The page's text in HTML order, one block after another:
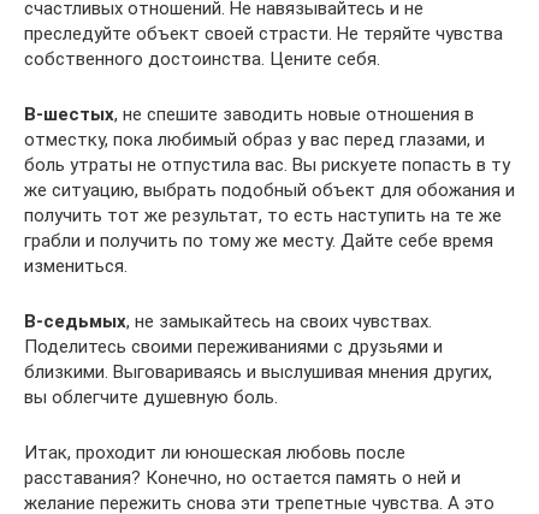
счастливых отношений. Не навязывайтесь и не
преследуйте объект своей страсти. Не теряйте чувства
собственного достоинства. Цените себя.
В-шестых, не спешите заводить новые отношения в
отместку, пока любимый образ у вас перед глазами, и
боль утраты не отпустила вас. Вы рискуете попасть в ту
же ситуацию, выбрать подобный объект для обожания и
получить тот же результат, то есть наступить на те же
грабли и получить по тому же месту. Дайте себе время
измениться.
В-седьмых, не замыкайтесь на своих чувствах.
Поделитесь своими переживаниями с друзьями и
близкими. Выговариваясь и выслушивая мнения других,
вы облегчите душевную боль.
Итак, проходит ли юношеская любовь после
расставания? Конечно, но остается память о ней и
желание пережить снова эти трепетные чувства. А это